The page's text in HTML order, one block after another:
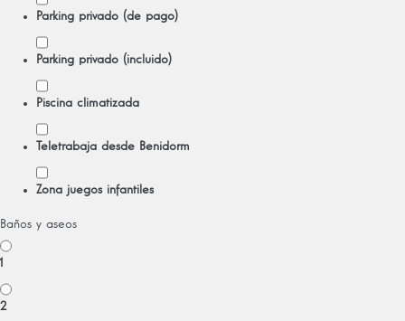
Parking privado (de pago)
Parking privado (incluido)
Piscina climatizada
Teletrabaja desde Benidorm
Zona juegos infantiles
Baños y aseos
1
2